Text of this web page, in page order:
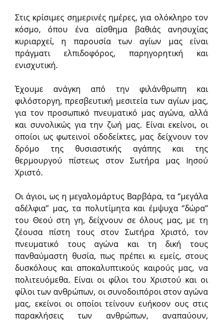
Στις κρίσιμες σημερινές ημέρες, για ολόκληρο τον
κόσμο, όπου ένα αίσθημα βαθιάς ανησυχίας
κυριαρχεί, η παρουσία των αγίων μας είναι
πράγματι ελπιδοφόρος, παρηγορητική και
ενισχυτική.
Έχουμε ανάγκη από την φιλάνθρωπη και
φιλόστοργη, πρεσβευτική μεσιτεία των αγίων μας,
για τον προσωπικό πνευματικό μας αγώνα, αλλά
και συνολικώς για την ζωή μας. Είναι εκείνοι, οι
οποίοι ως φωτεινοί οδοδείκτες, μας δείχνουν τον
δρόμο της θυσιαστικής αγάπης και της
θερμουργού πίστεως στον Σωτήρα μας Ιησού
Χριστό.
Οι άγιοι, ως η μεγαλομάρτυς Βαρβάρα, τα ‘’μεγάλα
αδέλφια’’ μας, τα πολυτίμητα και έμψυχα ‘’δώρα’’
του Θεού στη γη, δείχνουν σε όλους μας, με τη
ζέουσα πίστη τους στον Σωτήρα Χριστό, τον
πνευματικό τους αγώνα και τη δική τους
πανθαύμαστη θυσία, πως πρέπει κι εμείς, στους
δυσκόλους και αποκαλυπτικούς καιρούς μας, να
πολιτευόμεθα. Είναι οι φίλοι του Χριστού και οι
φίλοι των ανθρώπων, οι συνοδοιπόροι στον αγώνα
μας, εκείνοι οι οποίοι τείνουν ευήκοον ους στις
παρακλήσεις των ανθρώπων, αναπαύουν,